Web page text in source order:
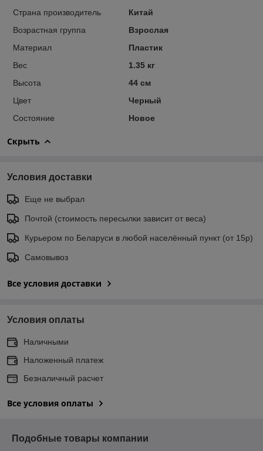
Страна производитель
Китай
Возрастная группа
Взрослая
Материал
Пластик
Вес
1.35 кг
Высота
44 см
Цвет
Черный
Состояние
Новое
Скрыть
Условия доставки
Еще не выбрал
Почтой (стоимость пересылки зависит от веса)
Курьером по Беларуси в любой населённый пункт (от 15р)
Самовывоз
Все условия доставки
Условия оплаты
Наличными
Наложенный платеж
Безналичный расчет
Все условия оплаты
Подобные товары компании